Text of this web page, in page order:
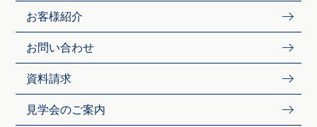
お客様紹介
お問い合わせ
資料請求
見学会のご案内